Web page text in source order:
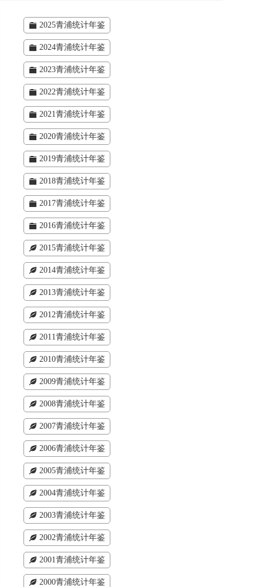
2025青浦统计年鉴
2024青浦统计年鉴
2023青浦统计年鉴
2022青浦统计年鉴
2021青浦统计年鉴
2020青浦统计年鉴
2019青浦统计年鉴
2018青浦统计年鉴
2017青浦统计年鉴
2016青浦统计年鉴
2015青浦统计年鉴
2014青浦统计年鉴
2013青浦统计年鉴
2012青浦统计年鉴
2011青浦统计年鉴
2010青浦统计年鉴
2009青浦统计年鉴
2008青浦统计年鉴
2007青浦统计年鉴
2006青浦统计年鉴
2005青浦统计年鉴
2004青浦统计年鉴
2003青浦统计年鉴
2002青浦统计年鉴
2001青浦统计年鉴
2000青浦统计年鉴